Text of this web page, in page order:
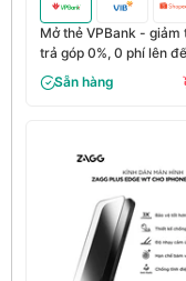
Mở thẻ VPBank -
trả góp 0%, 0 phí lên
Sẵn hàng